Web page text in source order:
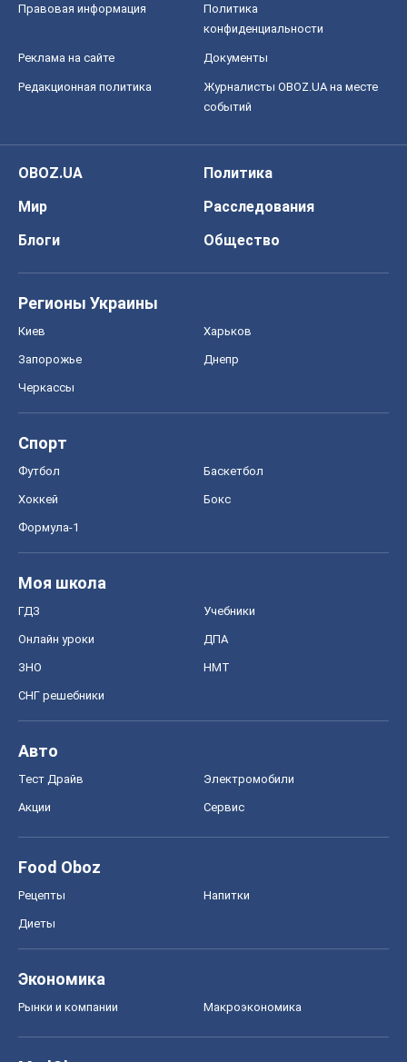
Правовая информация
Политика
конфиденциальности
Реклама на сайте Документы
Редакционная политика
Журналисты OBOZ.UA на месте
событий
OBOZ.UA
Политика
Мир
Расследования
Блоги
Общество
Регионы Украины
Киев Харьков
Запорожье Днепр
Черкассы
Спорт
Футбол Баскетбол
Хоккей Бокс
Формула-1
Моя школа
ГДЗ Учебники
Онлайн уроки ДПА
ЗНО НМТ
СНГ решебники
Авто
Тест Драйв Электромобили
Акции Сервис
Food Oboz
Рецепты Напитки
Диеты
Экономика
Рынки и компании Mакроэкономика